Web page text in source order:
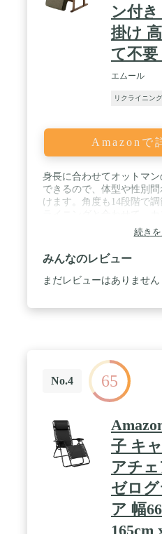
ン付き
掛け
て不
エムール
リクライニン
Amazonで
身長に合わせてオットマ
できるので、体型や性別
けます。角度も14段階で
ギア式リクライニング背
角度調節出来ます。座面
3cm間隔で3段階調節が可
レストも、14段階で角度調
ズ】全体：約幅60×奥行89-
【耐荷重】約100㎏ 【生
面：高さ調節(3段階)/頭部
ニング(14段階)/背面：ギ
階)/脚部：オットマン長さ
段階) 【組立】完成品(組
適】贈り物におすすめの
敬老の日/ご結婚/ご出産/
新築/リフォーム/お中元/
物として。
続き
みんなのレビュー
まだレビューはありません
No.4 65
子 キ
アチ
ゼロ
ア 幅
165cm